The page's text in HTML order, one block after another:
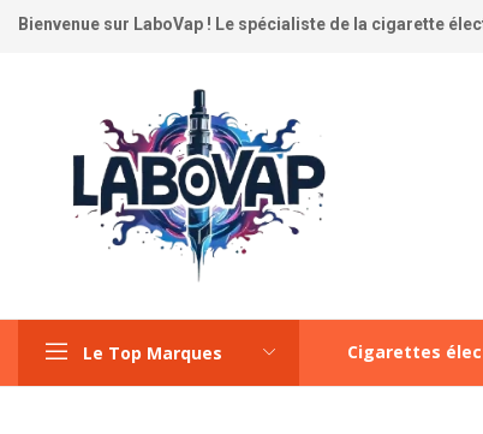
Bienvenue sur LaboVap ! Le spécialiste de la cigarette
Le Top Marques Cigarettes